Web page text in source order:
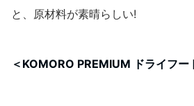
と、原材料が素晴らしい!
＜KOMORO PREMIUM ドライフー